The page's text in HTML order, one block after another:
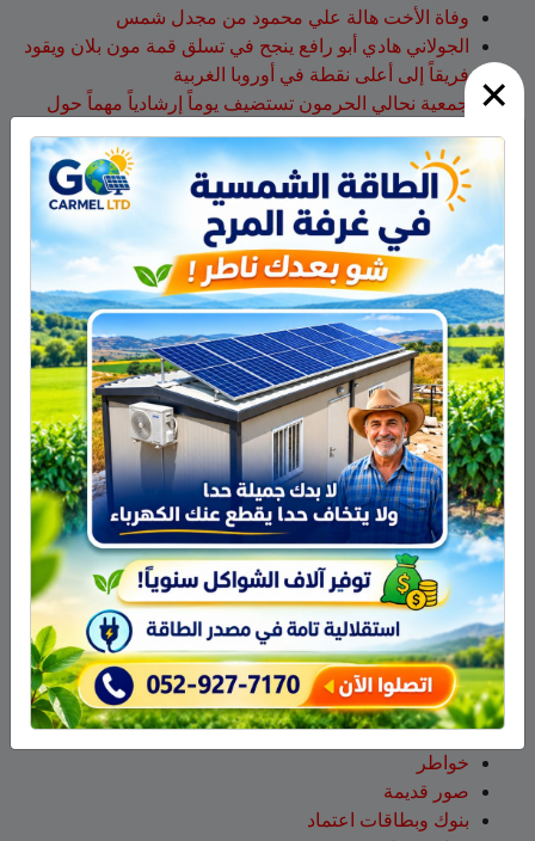
×
وفاة الأخت هالة علي محمود من مجدل شمس
الجولاني هادي أبو رافع ينجح في تسلق قمة مون بلان ويقود
فريقاً إلى أعلى نقطة في أوروبا الغربية
جمعية نحالي الحرمون تستضيف يوماً إرشادياً مهماً حول
مكافحة الآفات التي تصيب خلايا النحل
هل أصبح الزوج أو الزوجة مجرد سلعة نتخلص منها بعد
استعمالها؟
أحدث التعليقات
سلمان أبو عوادعلىهل أصبح الزوج أو الزوجة مجرد سلعة
نتخلص منها بعد استعمالها؟
طليع محمودعلىهل أصبح الزوج أو الزوجة مجرد سلعة
نتخلص منها بعد استعمالها؟
عبد اللهعلى
14 طاقم إطفاء والعديد من طائرات إطفاء
الحرائق لإخماد الحريق قرب عين قنية – فيديو
حسن طربيهعلىهادي أبو رافع يستعد لتسلق “مون بلان”..
أعلى قمة في أوروبا الغربية
صالح مرعي
على
هادي أبو رافع يستعد لتسلق “مون بلان”..
أعلى قمة في أوروبا الغربية
زيدعلىهادي أبو رافع يستعد لتسلق “مون بلان”.. أعلى
قمة في أوروبا الغربية
صفحات
صفحة الاعراس
خواطر
صور قديمة
بنوك وبطاقات اعتماد